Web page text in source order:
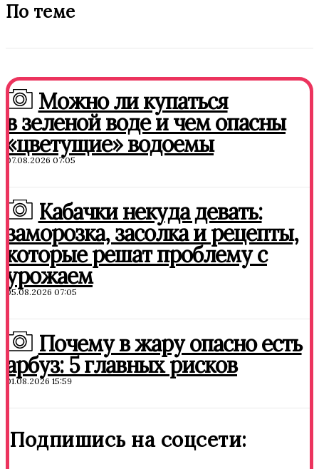
По теме
Можно ли купаться
в зеленой воде и чем опасны
«цветущие» водоемы
07.08.2026 07:05
Кабачки некуда девать:
заморозка, засолка и рецепты,
которые решат проблему с
урожаем
05.08.2026 07:05
Почему в жару опасно есть
арбуз: 5 главных рисков
01.08.2026 15:59
Подпишись на соцсети: